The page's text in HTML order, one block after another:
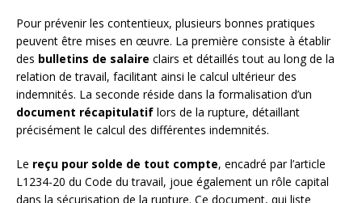
Pour prévenir les contentieux, plusieurs bonnes pratiques
peuvent être mises en œuvre. La première consiste à établir
des bulletins de salaire clairs et détaillés tout au long de la
relation de travail, facilitant ainsi le calcul ultérieur des
indemnités. La seconde réside dans la formalisation d’un
document récapitulatif lors de la rupture, détaillant
précisément le calcul des différentes indemnités.
Le reçu pour solde de tout compte, encadré par l’article
L1234-20 du Code du travail, joue également un rôle capital
dans la sécurisation de la rupture. Ce document, qui liste